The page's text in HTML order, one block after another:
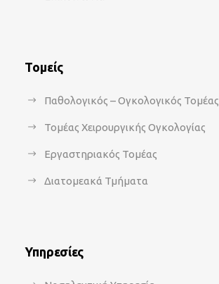
Τομείς
Παθολογικός – Ογκολογικός Τομέας
Τομέας Χειρουργικής Ογκολογίας
Εργαστηριακός Τομέας
Διατομεακά Τμήματα
Υπηρεσίες